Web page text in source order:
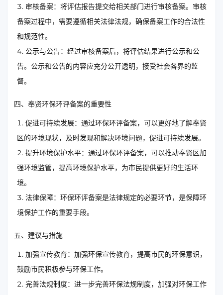
审核备案：将评估报告提交给相关部门进行审核备案。审核
备案过程中，需要遵循相关法律法规，确保备案工作的合法性
和规范性。
公示与公告：经过审核备案后，将评估结果进行公示和公
告。公示和公告的内容应充分公开透明，接受社会各界的监
督。
四、奉贤环保环评备案的重要性
促进可持续发展：通过环保环评备案，可以更好地了解奉贤
区的环境现状，及时发现和解决环境问题，促进可持续发展。
提升环境保护水平：通过环保环评备案，可以推动奉贤区加
强环境监管，提高环境保护水平，为市民提供更好的生活环
境。
法律保障：环保环评备案是法律规定的必要环节，是保障环
境保护工作的重要手段。
五、建议与措施
加强宣传教育：加强环保宣传教育，提高市民的环保意识，
鼓励市民积极参与环保工作。
完善法规制度：进一步完善环保法规制度，加强对环保工作